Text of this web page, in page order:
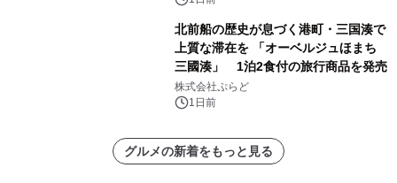
北前船の歴史が息づく港町・三国湊で
上質な滞在を 「オーベルジュほまち
三國湊」 1泊2食付の旅行商品を発売
株式会社ぷらど
1日前
グルメの新着をもっと見る